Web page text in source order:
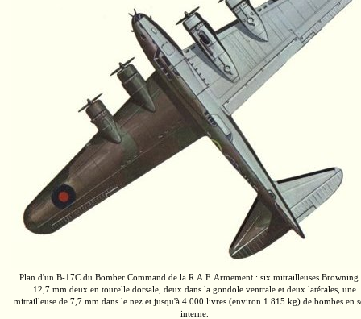
Plan d'un B-17C du Bomber Command de la R.A.F. Armement : six mitrailleuses Browning
12,7 mm deux en tourelle dorsale, deux dans la gondole ventrale et deux latérales, une
mitrailleuse de 7,7 mm dans le nez et jusqu'à 4.000 livres(environ 1.815 kg)de bombes en
interne.